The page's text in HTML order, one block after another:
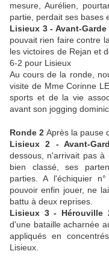
mesure, Aurélien,
partie, perdait ses bases
Lisieux 3 - Avant-Garde
pouvait rien faire contre
les victoires de Rejan et
6-2 pour Lisieux
Au cours de la ronde,
visite de Mme Corinne
sports et de la vie
avant son jogging
Ronde 2 Après la pause
Lisieux 2 - Avant-
dessous, n'arrivait pas
bien classé, ses
parties. A l'échiquier
pouvoir enfin jouer, ne
battu à deux reprises.
Lisieux 3 - Hérouville
d'une bataille acharnée
appliqués en
Lisieux.